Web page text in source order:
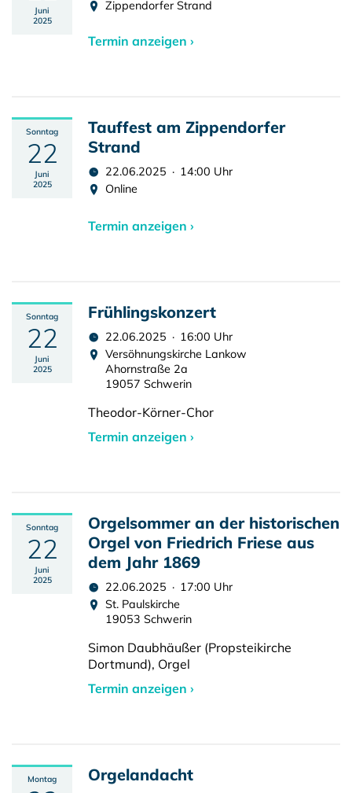
Juni
2025
Zippendorfer Strand
Termin anzeigen ›
Sonntag
22
Juni
2025
Tauffest am Zippendorfer
Strand
22.06.2025 · 14:00 Uhr
Online
Termin anzeigen ›
Sonntag
22
Juni
2025
Frühlingskonzert
22.06.2025 · 16:00 Uhr
Versöhnungskirche Lankow
Ahornstraße 2a
19057 Schwerin
Theodor-Körner-Chor
Termin anzeigen ›
Sonntag
22
Juni
2025
Orgelsommer an der historischen
Orgel von Friedrich Friese aus
dem Jahr 1869
22.06.2025 · 17:00 Uhr
St. Paulskirche
19053 Schwerin
Simon Daubhäußer (Propsteikirche
Dortmund), Orgel
Termin anzeigen ›
Montag Orgelandacht